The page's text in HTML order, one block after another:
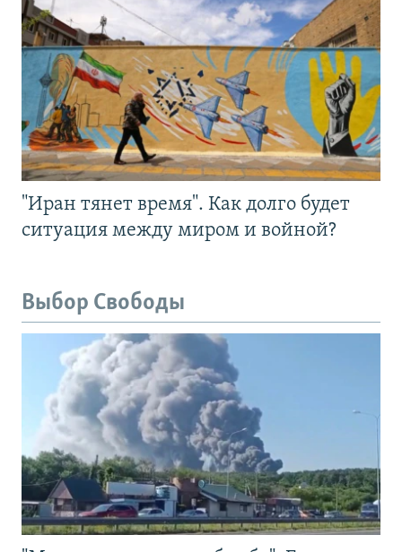
"Иран тянет время". Как долго будет
ситуация между миром и войной?
Выбор Свободы